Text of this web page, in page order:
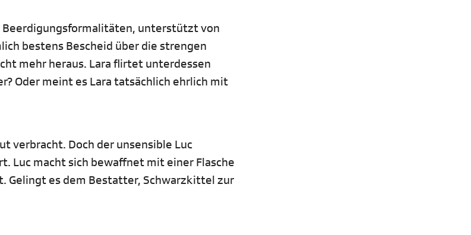
Beerdigungsformalitäten, unterstützt von
bestens Bescheid über die strengen
mehr heraus. Lara flirtet unterdessen
Oder meint es Lara tatsächlich ehrlich mit
verbracht. Doch der unsensible Luc
Luc macht sich bewaffnet mit einer Flasche
Gelingt es dem Bestatter, Schwarzkittel zur